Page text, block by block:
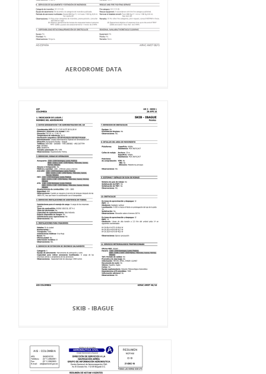
AERODROME DATA
SKIB - IBAGUE